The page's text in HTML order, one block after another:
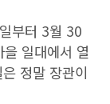
부터 3월 30
일대에서 열
정말 장관이